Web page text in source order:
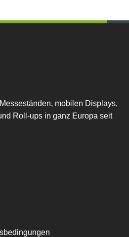
mobilen Displays,
Roll-ups in ganz Europa seit